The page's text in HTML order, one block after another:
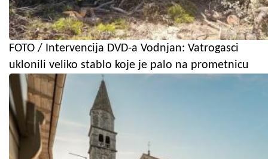
FOTO / Intervencija DVD-a Vodnjan: Vatrogasci
uklonili veliko stablo koje je palo na prometnicu